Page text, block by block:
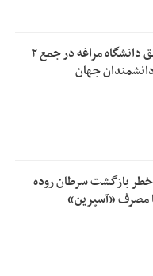
۱۰ محقق دانشگاه مراغه در جمع ۲
جهان
بازگشت سرطان روده
مصرف «آسپرین»